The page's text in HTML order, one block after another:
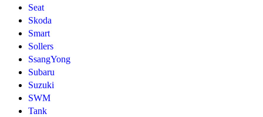
Seat
Skoda
Smart
Sollers
SsangYong
Subaru
Suzuki
SWM
Tank